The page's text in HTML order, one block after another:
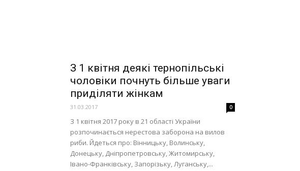
З 1 квітня деякі тернопільські
чоловіки почнуть більше уваги
приділяти жінкам
31.03.2017 0
З 1 квітня 2017 року в 21 області України
розпочинається нерестова заборона на вилов
риби. Йдеться про: Вінницьку, Волинську,
Донецьку, Дніпропетровську, Житомирську,
Івано-Франківську, Запорізьку, Луганську,...